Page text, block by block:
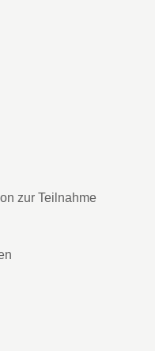
zur Teilnahme